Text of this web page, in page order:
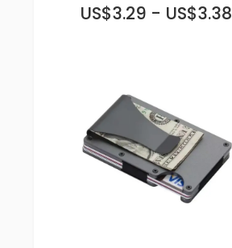
US$3.29 - US$3.38